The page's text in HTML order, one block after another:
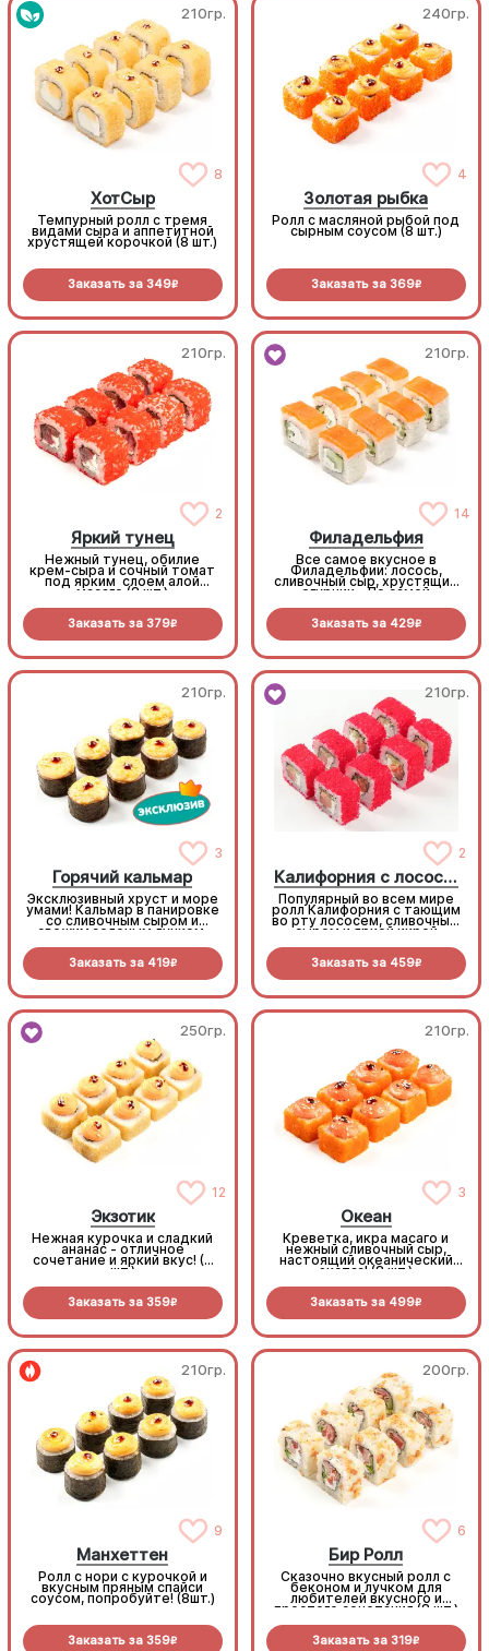
210гр.
8
ХотСыр
Темпурный ролл с тремя
видами сыра и аппетитной
хрустящей корочкой (8 шт.)
Заказать за 349R
240гр.
4
Золотая рыбка
Ролл с масляной рыбой под
сырным соусом (8 шт.)
Заказать за 369R
210гр.
2
Яркий тунец
Нежный тунец, обилие
крем-сыра и сочный томат
под ярким слоем алой
масаго (8 шт.)
Заказать за 379R
210гр.
14
Филадельфия
Все самое вкусное в
Филадельфии: лосось,
сливочный сыр, хрустящий
огурчик... По самой
Заказать за 429R
210гр.
3
Горячий кальмар
Эксклюзивный хруст и море
умами! Кальмар в панировке
со сливочным сыром и
свежим зеленым лучком.
из аутентичного соуса
хондаши. Глубокий вкус,
который вы не встретите
больше нигде. (8 шт.)
Заказать за 419R
210гр.
2
Калифорния с лососем
Популярный во всем мире
ролл Калифорния с тающим
во рту лососем, сливочным
сыром и яркой икрой
Заказать за 459R
250гр.
12
Экзотик
Нежная курочка и сладкий
ананас - отличное
сочетание и яркий вкус! (8
шт.)
Заказать за 359R
210гр.
3
Океан
Креветка, икра масаго и
нежный сливочный сыр,
настоящий океанический
экстаз! (8 шт.)
Заказать за 499R
210гр.
9
Манхеттен
Ролл с нори с курочкой и
вкусным пряным спайси
соусом, попробуйте! (8шт.)
Заказать за 359R
200гр.
6
Бир Ролл
Сказочно вкусный ролл с
беконом и лучком для
любителей вкусного и
простого сочетания (8 шт.)
Заказать за 319R